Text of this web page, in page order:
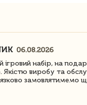
06.08.2026
ігровий набір, на
Якістю виробу та
замовлятимемо